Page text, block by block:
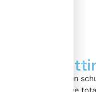
Luxe
Luxe schutting is een
van 130 cm hoog. De